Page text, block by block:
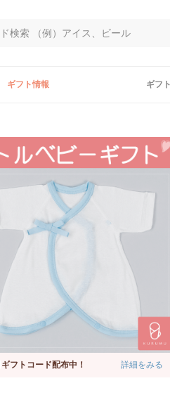
ギフト情報 ギフ
フトコード配布中！ 詳細をみる